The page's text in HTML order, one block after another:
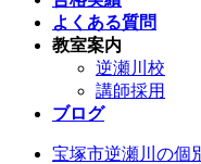
よくある質問
教室案内
逆瀬川校
講師採用
ブログ
宝塚市逆瀬川の個